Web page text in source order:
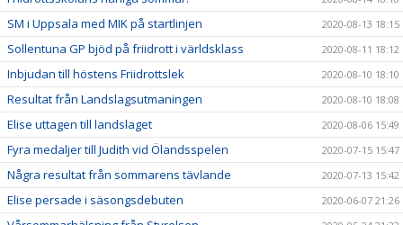
SM i Uppsala med MIK på startlinjen 2020-08-13 18:15
Sollentuna GP bjöd på friidrott i världsklass 2020-08-11 18:12
Inbjudan till höstens Friidrottslek 2020-08-10 18:10
Resultat från Landslagsutmaningen 2020-08-10 18:08
Elise uttagen till landslaget 2020-08-06 15:49
Fyra medaljer till Judith vid Ölandsspelen 2020-07-15 15:47
Några resultat från sommarens tävlande 2020-07-13 15:42
Elise persade i säsongsdebuten 2020-06-07 21:26